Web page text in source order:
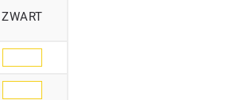
ZWART